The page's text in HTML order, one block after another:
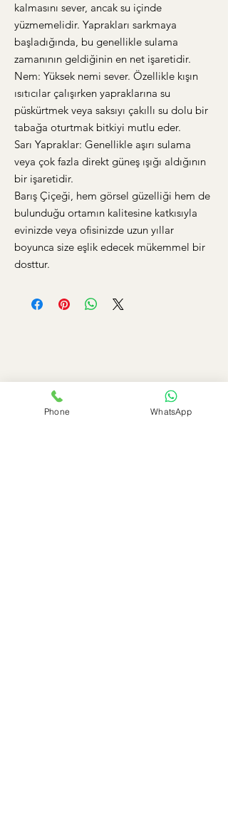
kalmasını sever, ancak su içinde
yüzmemelidir. Yaprakları sarkmaya
başladığında, bu genellikle sulama
zamanının geldiğinin en net işaretidir.
Nem: Yüksek nemi sever. Özellikle kışın
ısıtıcılar çalışırken yapraklarına su
püskürtmek veya saksıyı çakıllı su dolu bir
tabağa oturtmak bitkiyi mutlu eder.
Sarı Yapraklar: Genellikle aşırı sulama
veya çok fazla direkt güneş ışığı aldığının
bir işaretidir.
Barış Çiçeği, hem görsel güzelliği hem de
bulunduğu ortamın kalitesine katkısıyla
evinizde veya ofisinizde uzun yıllar
boyunca size eşlik edecek mükemmel bir
dosttur.
Phone WhatsApp